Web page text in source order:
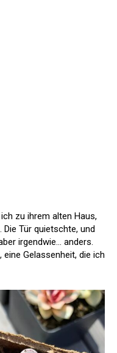
zu ihrem alten Haus,
. Die Tür quietschte, und
irgendwie… anders.
Gelassenheit, die ich